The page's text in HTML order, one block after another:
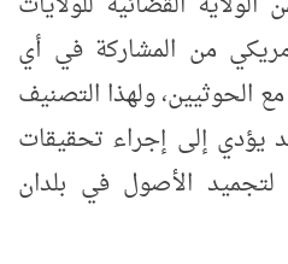
من المشاركة في أي
الحوثيين،ولهذا التصنيف
يؤدي إلى إجراء تحقيقات
لتجميد الأصول في بلدان